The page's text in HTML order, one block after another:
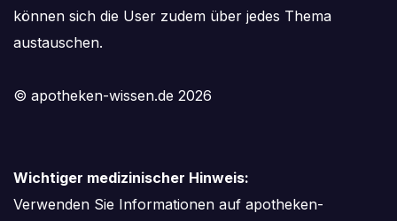
können sich die User zudem über jedes Thema
austauschen.
© apotheken-wissen.de 2026
Wichtiger medizinischer Hinweis:
Verwenden Sie Informationen auf apotheken-